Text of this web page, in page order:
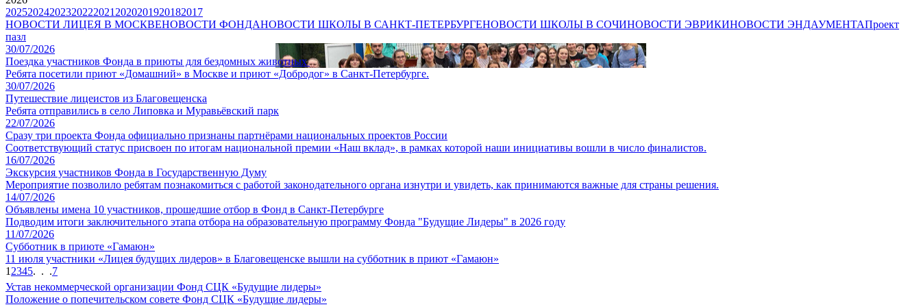
20252024202320222021 2020201920182017
НОВОСТИ ЛИЦЕЯ В МОСКВЕНОВОСТИ ФОНДАНОВОСТИ ШКОЛЫ В САНКТ-ПЕТЕРБУРГЕНОВОСТИ ШКОЛЫ В СОЧИНОВОСТИ ЭВРИКИНОВОСТИ ЭНДАУМЕНТАПроект
пазл
30/07/2026
Поездка участников Фонда в приюты для бездомных животных
Ребята посетили приют «Домашний» в Москве и приют «Добродог» в Санкт-Петербурге.
30/07/2026
Путешествие лицеистов из Благовещенска
Ребята отправились в село Липовка и Муравьёвский парк
22/07/2026
Сразу три проекта Фонда официально признаны партнёрами национальных проектов России
Соответствующий статус присвоен по итогам национальной премии «Наш вклад», в рамках которой наши инициативы вошли в число финалистов.
16/07/2026
Экскурсия участников Фонда в Государственную Думу
Мероприятие позволило ребятам познакомиться с работой законодательного органа изнутри и увидеть, как принимаются важные для страны решения.
14/07/2026
Объявлены имена 10 участников, прошедшие отбор в Фонд в Санкт-Петербурге
Подводим итоги заключительного этапа отбора на образовательную программу Фонда "Будущие Лидеры" в 2026 году
11/07/2026
Cубботник в приюте «Гамаюн»
11 июля участники «Лицея будущих лидеров» в Благовещенске вышли на субботник в приют «Гамаюн»
1 2345. . .7
Устав некоммерческой организации Фонд СЦК «Будущие лидеры»
Положение о попечительском совете Фонд СЦК «Будущие лидеры»